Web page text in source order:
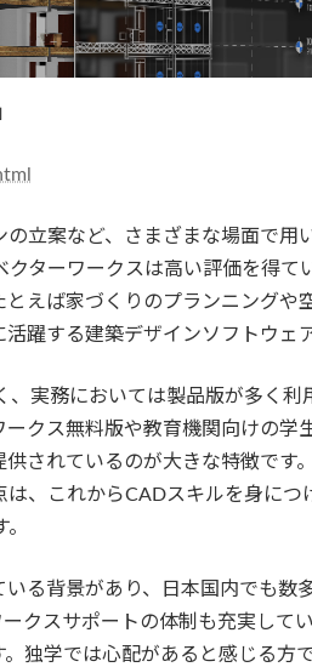
立案など、さまざまな場面で用
ターワークスは高い評価を得て
えば家づくりのプランニングや
躍する建築デザインソフトウェア
実務においては製品版が多く利
クス無料版や教育機関向けの学
されているのが大きな特徴です
、これからCADスキルを身につ
る背景があり、日本国内でも数
クスサポートの体制も充実して
独学では心配があると感じる方